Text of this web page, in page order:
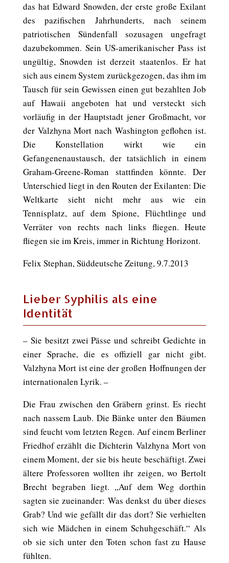
das hat Edward Snowden, der erste große Exilant
des pazifischen Jahrhunderts, nach seinem
patriotischen Sündenfall sozusagen ungefragt
dazubekommen. Sein US-amerikanischer Pass ist
ungültig, Snowden ist derzeit staatenlos. Er hat
sich aus einem System zurückgezogen, das ihm im
Tausch für sein Gewissen einen gut bezahlten Job
auf Hawaii angeboten hat und versteckt sich
vorläufig in der Hauptstadt jener Großmacht, vor
der Valzhyna Mort nach Washington geflohen ist.
Die Konstellation wirkt wie ein
Gefangenenaustausch, der tatsächlich in einem
Graham-Greene-Roman stattfinden könnte. Der
Unterschied liegt in den Routen der Exilanten: Die
Weltkarte sieht nicht mehr aus wie ein
Tennisplatz, auf dem Spione, Flüchtlinge und
Verräter von rechts nach links fliegen. Heute
fliegen sie im Kreis, immer in Richtung Horizont.
Felix Stephan, Süddeutsche Zeitung, 9.7.2013
Lieber Syphilis als eine
Identität
– Sie besitzt zwei Pässe und schreibt Gedichte in
einer Sprache, die es offiziell gar nicht gibt.
Valzhyna Mort ist eine der großen Hoffnungen der
internationalen Lyrik. –
Die Frau zwischen den Gräbern grinst. Es riecht
nach nassem Laub. Die Bänke unter den Bäumen
sind feucht vom letzten Regen. Auf einem Berliner
Friedhof erzählt die Dichterin Valzhyna Mort von
einem Moment, der sie bis heute beschäftigt. Zwei
ältere Professoren wollten ihr zeigen, wo Bertolt
Brecht begraben liegt. „Auf dem Weg dorthin
sagten sie zueinander: Was denkst du über dieses
Grab? Und wie gefällt dir das dort? Sie verhielten
sich wie Mädchen in einem Schuhgeschäft.“ Als
ob sie sich unter den Toten schon fast zu Hause
fühlten.